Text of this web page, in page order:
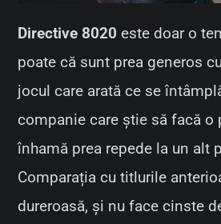
Directive 8020 este doar o
poate că sunt prea generos
jocul care arată ce se
companie care știe să facă o
înhamă prea repede la un alt
Comparația cu titlurile
dureroasă, și nu face cinste